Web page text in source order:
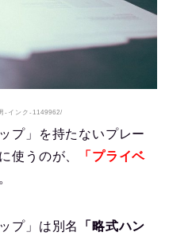
-インク-1149962/
プ」を持たないプレー
使うのが、
「プライベ
プ」は別名
「略式ハン